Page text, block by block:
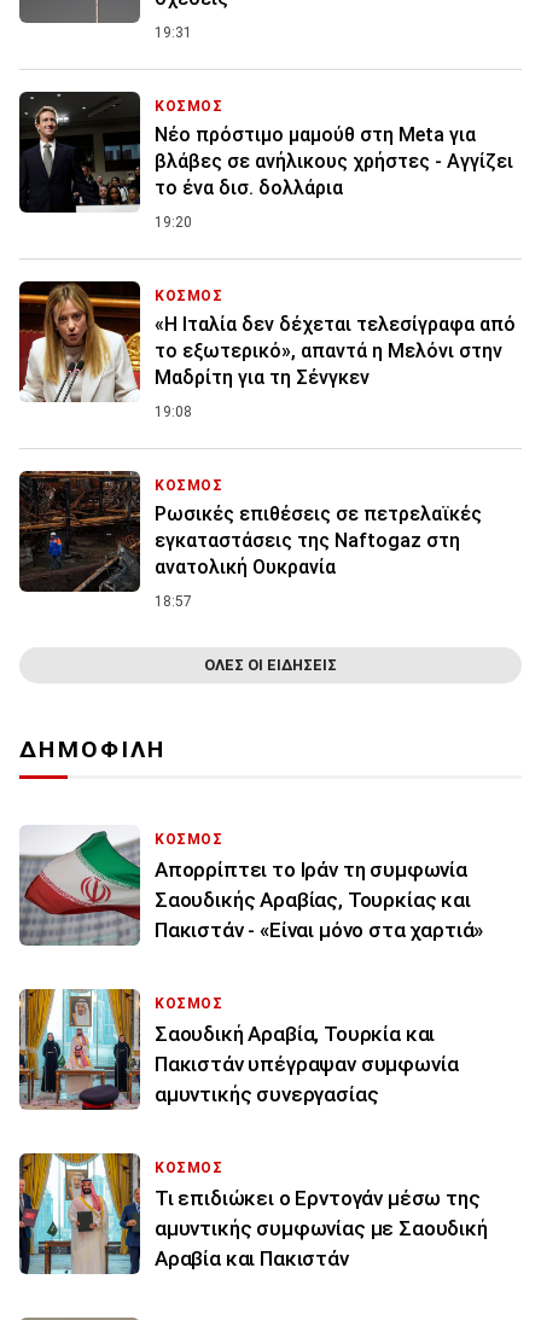
19:31
ΚΟΣΜΟΣ
Nέο πρόστιμο μαμούθ στη Meta για
βλάβες σε ανήλικους χρήστες - Αγγίζει
το ένα δισ. δολλάρια
19:20
ΚΟΣΜΟΣ
«Η Ιταλία δεν δέχεται τελεσίγραφα από
το εξωτερικό», απαντά η Μελόνι στην
Μαδρίτη για τη Σένγκεν
19:08
ΚΟΣΜΟΣ
Ρωσικές επιθέσεις σε πετρελαϊκές
εγκαταστάσεις της Naftogaz στη
ανατολική Ουκρανία
18:57
ΟΛΕΣ ΟΙ ΕΙΔΗΣΕΙΣ
ΔΗΜΟΦΙΛΗ
ΚΟΣΜΟΣ
Απορρίπτει το Ιράν τη συμφωνία
Σαουδικής Αραβίας, Τουρκίας και
Πακιστάν - «Είναι μόνο στα χαρτιά»
ΚΟΣΜΟΣ
Σαουδική Αραβία, Τουρκία και
Πακιστάν υπέγραψαν συμφωνία
αμυντικής συνεργασίας
ΚΟΣΜΟΣ
Τι επιδιώκει ο Ερντογάν μέσω της
αμυντικής συμφωνίας με Σαουδική
Αραβία και Πακιστάν